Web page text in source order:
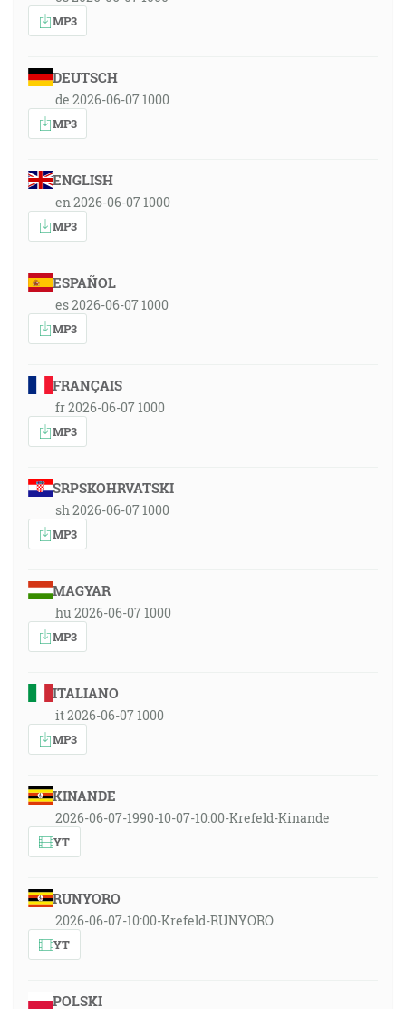
MP3
DEUTSCH
de 2026-06-07 1000
MP3
ENGLISH
en 2026-06-07 1000
MP3
ESPAÑOL
es 2026-06-07 1000
MP3
FRANÇAIS
fr 2026-06-07 1000
MP3
SRPSKOHRVATSKI
sh 2026-06-07 1000
MP3
MAGYAR
hu 2026-06-07 1000
MP3
ITALIANO
it 2026-06-07 1000
MP3
KINANDE
2026-06-07-1990-10-07-10:00-Krefeld-Kinande
YT
RUNYORO
2026-06-07-10:00-Krefeld-RUNYORO
YT
POLSKI